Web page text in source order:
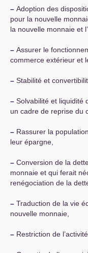
– Adoption des
pour la nouvelle
la nouvelle monnaie et
– Assurer le
commerce extérieur et
– Stabilité et
– Solvabilité et liquidité
un cadre de reprise du
– Rassurer la
leur épargne,
– Conversion de la
monnaie et qui ferait
renégociation de la
– Traduction de la vie
nouvelle monnaie,
– Restriction de